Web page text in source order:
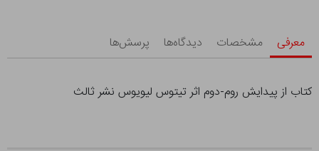
معرفی مشخصات دیدگاه‌ها پرسش‌ها
کتاب از پیدایش روم-دوم اثر تیتوس لیویوس نشر ثالث